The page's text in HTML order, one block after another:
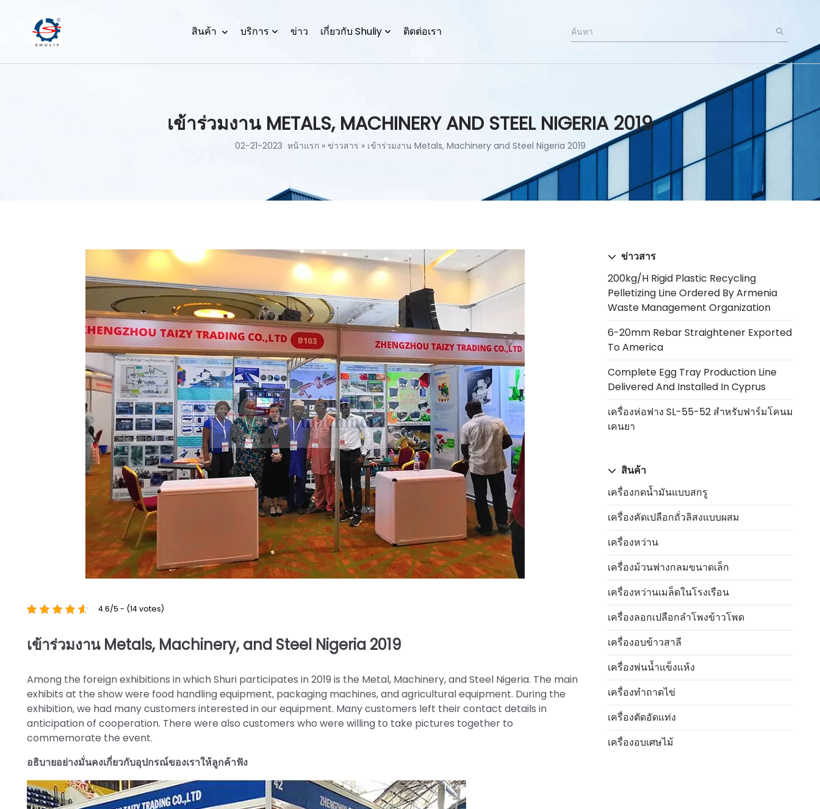
สินค้า บริการ ข่าว เกี่ยวกับ Shuliy ติดต่อเรา
เข้าร่วมงาน METALS, MACHINERY AND STEEL NIGERIA 2019
02-21-2023 หน้าแรก» ข่าวสาร » เข้าร่วมงาน Metals, Machinery and Steel Nigeria 2019
4.6/5 - (14 votes)
เข้าร่วมงาน Metals, Machinery, and Steel Nigeria 2019
Among the foreign exhibitions in which Shuri participates in 2019 is the Metal, Machinery, and Steel Nigeria. The main
exhibits at the show were food handling equipment, packaging machines, and agricultural equipment. During the
exhibition, we had many customers interested in our equipment. Many customers left their contact details in
anticipation of cooperation. There were also customers who were willing to take pictures together to
commemorate the event.
อธิบายอย่างมั่นคงเกี่ยวกับอุปกรณ์ของเราให้ลูกค้าฟัง
ข่าวสาร
200kg/h Rigid Plastic Recycling
Pelletizing Line Ordered By Armenia
Waste Management Organization
6-20mm Rebar Straightener Exported
To America
Complete Egg Tray Production Line
Delivered And Installed In Cyprus
เครื่องห่อฟาง SL-55-52 สำหรับฟาร์มโคนม
เคนยา
สินค้า
เครื่องกดน้ำมันแบบสกรู
เครื่องคัดเปลือกถั่วลิสงแบบผสม
เครื่องหว่าน
เครื่องม้วนฟางกลมขนาดเล็ก
เครื่องหว่านเมล็ดในโรงเรือน
เครื่องลอกเปลือกลำโพงข้าวโพด
เครื่องอบข้าวสาลี
เครื่องพ่นน้ำแข็งแห้ง
เครื่องทำถาดไข่
เครื่องตัดอัดแท่ง
เครื่องอบเศษไม้